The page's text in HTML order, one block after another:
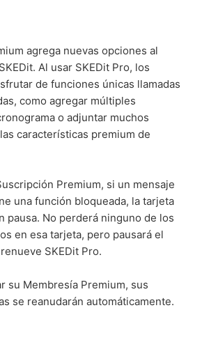
agrega nuevas opciones al
Al usar SKEDit Pro, los
de funciones únicas llamadas
como agregar múltiples
o adjuntar muchos
características premium de
Premium, si un mensaje
una función bloqueada, la tarjeta
pausa. No perderá ninguno de los
en esa tarjeta, pero pausará el
SKEDit Pro.
su Membresía Premium, sus
se reanudarán automáticamente.